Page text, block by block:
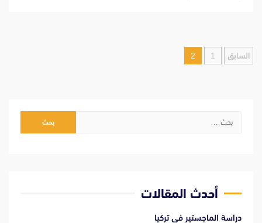
تعدد
السابق 1
2
البحث
أحدث المقالات
دراسة الماجستير في تركيا